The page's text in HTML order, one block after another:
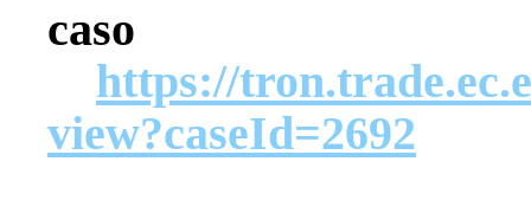
caso
https://
view?caseId=2692